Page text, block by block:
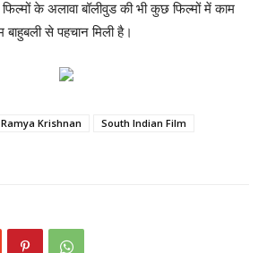
के अलावा बॉलीवुड की भी कुछ फिल्मों में काम
से पहचान मिली है।
Ramya Krishnan
South Indian Film